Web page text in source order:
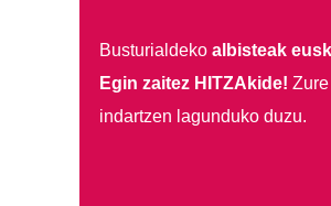
Busturialdeko albisteak
Egin zaitez HITZAkide!
indartzen lagunduko duzu.